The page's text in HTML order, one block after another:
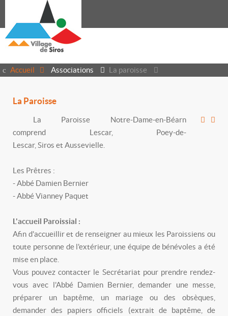
Accueil Associations La paroisse
La Paroisse
La Paroisse Notre-Dame-en-Béarn
comprend Lescar, Poey-de-
Lescar, Siros et Aussevielle.
Les Prêtres :
- Abbé Damien Bernier
- Abbé Vianney Paquet
L'accueil Paroissial :
Afin d'accueillir et de renseigner au mieux les Paroissiens ou
toute personne de l'extérieur, une équipe de bénévoles a été
mise en place.
Vous pouvez contacter le Secrétariat pour prendre rendez-
vous avec l'Abbé Damien Bernier, demander une messe,
préparer un baptême, un mariage ou des obsèques,
demander des papiers officiels (extrait de baptême, de